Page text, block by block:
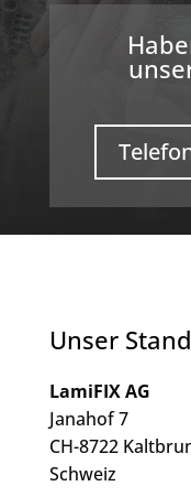
Unser
LamiFIX AG
Janahof 7
CH-8722
Schweiz